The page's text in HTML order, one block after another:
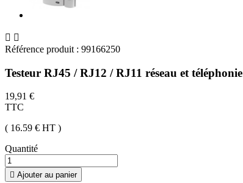
 
Référence produit : 99166250
Testeur RJ45 / RJ12 / RJ11 réseau et téléphonie
19,91 €
TTC
( 16.59 € HT )
Quantité
 Ajouter au panier